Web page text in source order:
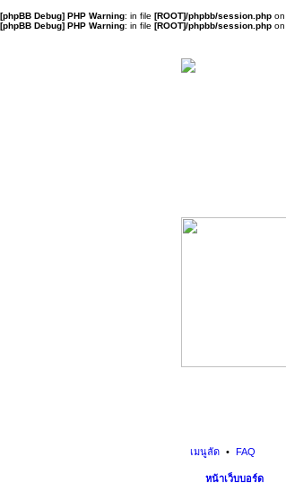
[phpBB Debug] PHP Warning: in file [ROOT]/phpbb/session.php on
[phpBB Debug] PHP Warning: in file [ROOT]/phpbb/session.php on
เมนูลัด FAQ
หน้าเว็บบอร์ด